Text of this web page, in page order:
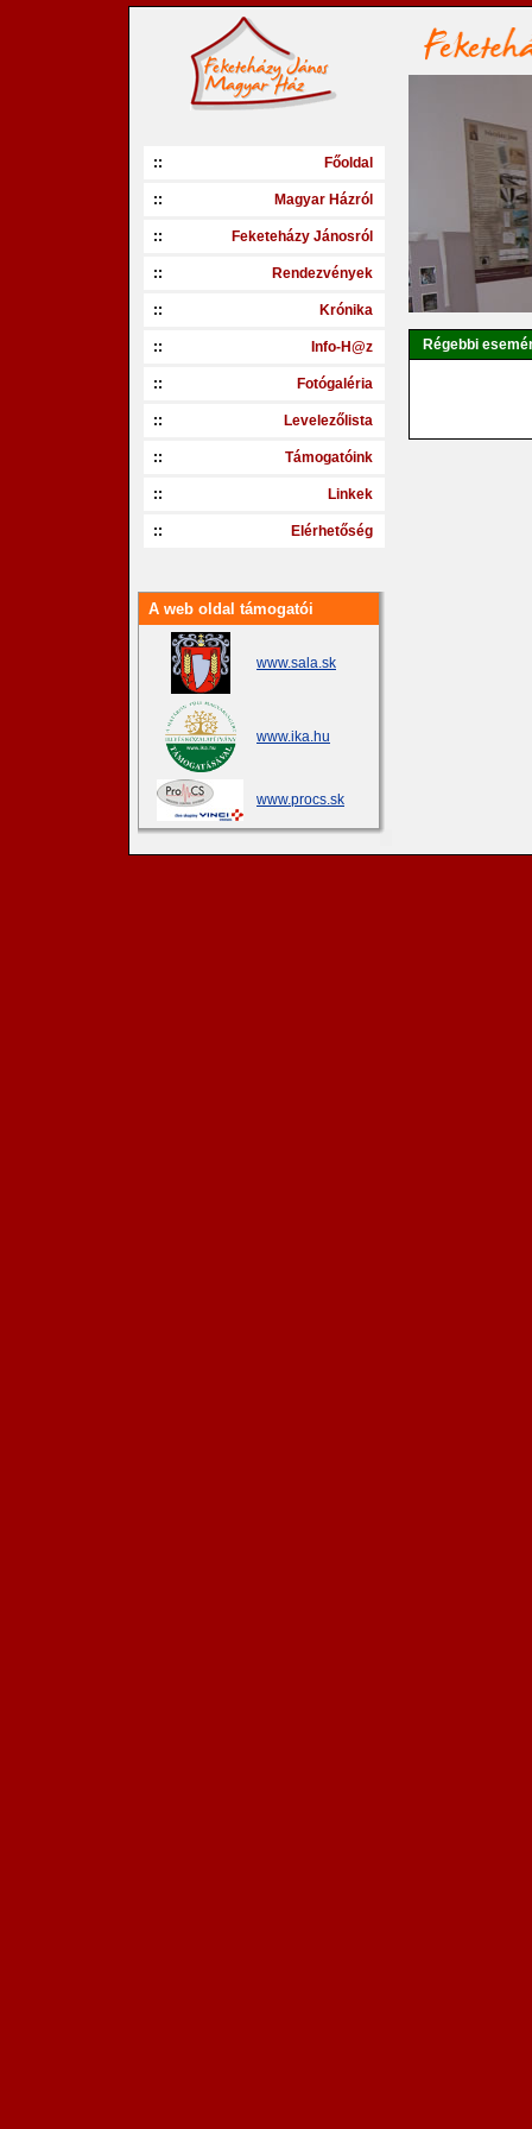
:: Főoldal
:: Magyar Házról
:: Feketeházy Jánosról
:: Rendezvények
:: Krónika
:: Info-H@z
:: Fotógaléria
:: Levelezőlista
:: Támogatóink
:: Linkek
:: Elérhetőség
A web oldal támogatói
www.sala.sk
www.ika.hu
www.procs.sk
Régebbi